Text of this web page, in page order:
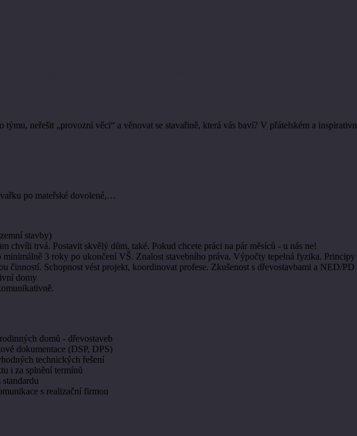
týmu, neřešit „provozní věci“ a věnovat se stavařině, která vás baví? V přátelském a
po mateřské dovolené,…
stavby)
trvá. Postavit skvělý dům, také. Pokud chcete práci na pár měsíců - u nás ne!
3 roky po ukončení VŠ. Znalost stavebního práva. Výpočty tepelná fyzika. Principy
činností. Schopnost vést projekt, koordinovat profese. Zkušenost s dřevostavbami a NED/
domy
domů - dřevostaveb
dokumentace (DSP, DPS)
technických řešení
i za splnění termínů
s realizační firmou